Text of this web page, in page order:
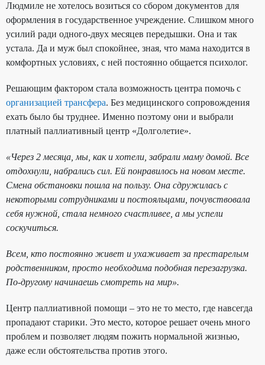
Людмиле не хотелось возиться со сбором документов для
оформления в государственное учреждение. Слишком много
усилий ради одного-двух месяцев передышки. Она и так
устала. Да и муж был спокойнее, зная, что мама находится в
комфортных условиях, с ней постоянно общается психолог.
Решающим фактором стала возможность центра помочь с
организацией трансфера. Без медицинского сопровождения
ехать было бы труднее. Именно поэтому они и выбрали
платный паллиативный центр «Долголетие».
«Через 2 месяца, мы, как и хотели, забрали маму домой. Все
отдохнули, набрались сил. Ей понравилось на новом месте.
Смена обстановки пошла на пользу. Она сдружилась с
некоторыми сотрудниками и постояльцами, почувствовала
себя нужной, стала немного счастливее, а мы успели
соскучиться.
Всем, кто постоянно живет и ухаживает за престарелым
родственником, просто необходима подобная перезагрузка.
По-другому начинаешь смотреть на мир».
Центр паллиативной помощи – это не то место, где навсегда
пропадают старики. Это место, которое решает очень много
проблем и позволяет людям пожить нормальной жизнью,
даже если обстоятельства против этого.